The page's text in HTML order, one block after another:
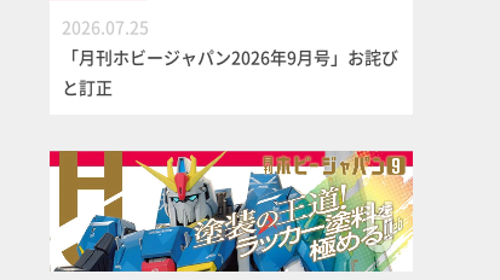
2026.07.25
「月刊ホビージャパン2026年9月号」お詫び
と訂正